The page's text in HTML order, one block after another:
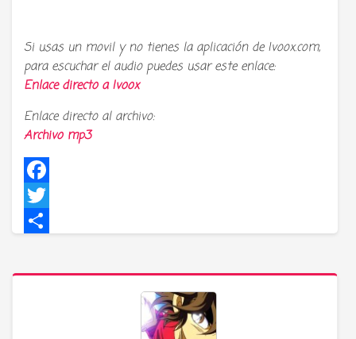
Si usas un movil y no tienes la aplicación de Ivoox.com,
para escuchar el audio puedes usar este enlace:
Enlace directo aIvoox
Enlace directo al archivo:
Archivo mp3
Facebook
Twitter